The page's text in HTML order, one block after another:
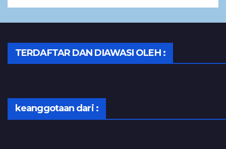
TERDAFTAR DAN DIAWASI OLEH :
keanggotaan dari :